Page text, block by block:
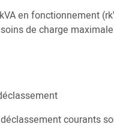
en fonctionnement
de charge
courants